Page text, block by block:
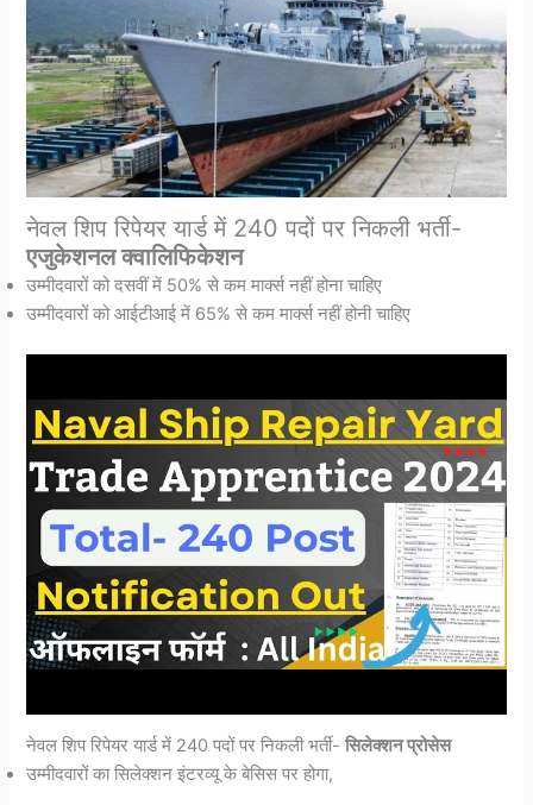
नेवल शिप रिपेयर यार्ड में 240 पदों पर निकली भर्ती-
एजुकेशनल क्वालिफिकेशन
उम्मीदवारों को दसवीं में 50% से कम मार्क्स नहीं होना चाहिए
उम्मीदवारों को आईटीआई में 65% से कम मार्क्स नहीं होनी चाहिए
नेवल शिप रिपेयर यार्ड में 240 पदों पर निकली भर्ती-सिलेक्शन प्रोसेस
उम्मीदवारों का सिलेक्शन इंटरव्यू के बेसिस पर होगा,